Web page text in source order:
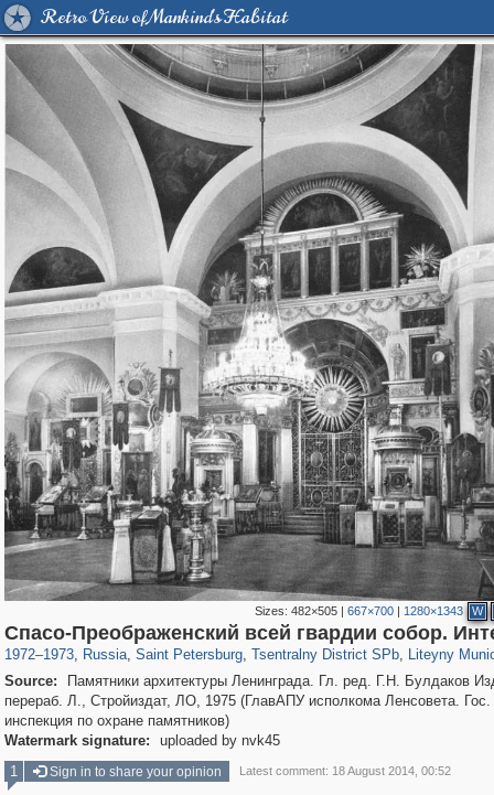
Retro View of Mankind's Habitat
Sizes:482×505 |667×700 | 1280×1343 W
Спасо-Преображенский всей гвардии собор.
1972–1973, Russia
1,406,255 29,243
, Saint Petersburg
197,112 5,709
, Tsentralny District SPb
50,221 1,833
, Liteyny
5,221
Source:
Памятники архитектуры Ленинграда. Гл. ред. Г.Н. Булдаков
перераб. Л., Стройиздат, ЛО, 1975 (ГлавАПУ исполкома Ленсовета. Гос.
инспекция по охране памятников)
Watermark signature:
uploaded by nvk45
1
Sign in to share your opinion Latest comment: 18 August 2014, 00:52